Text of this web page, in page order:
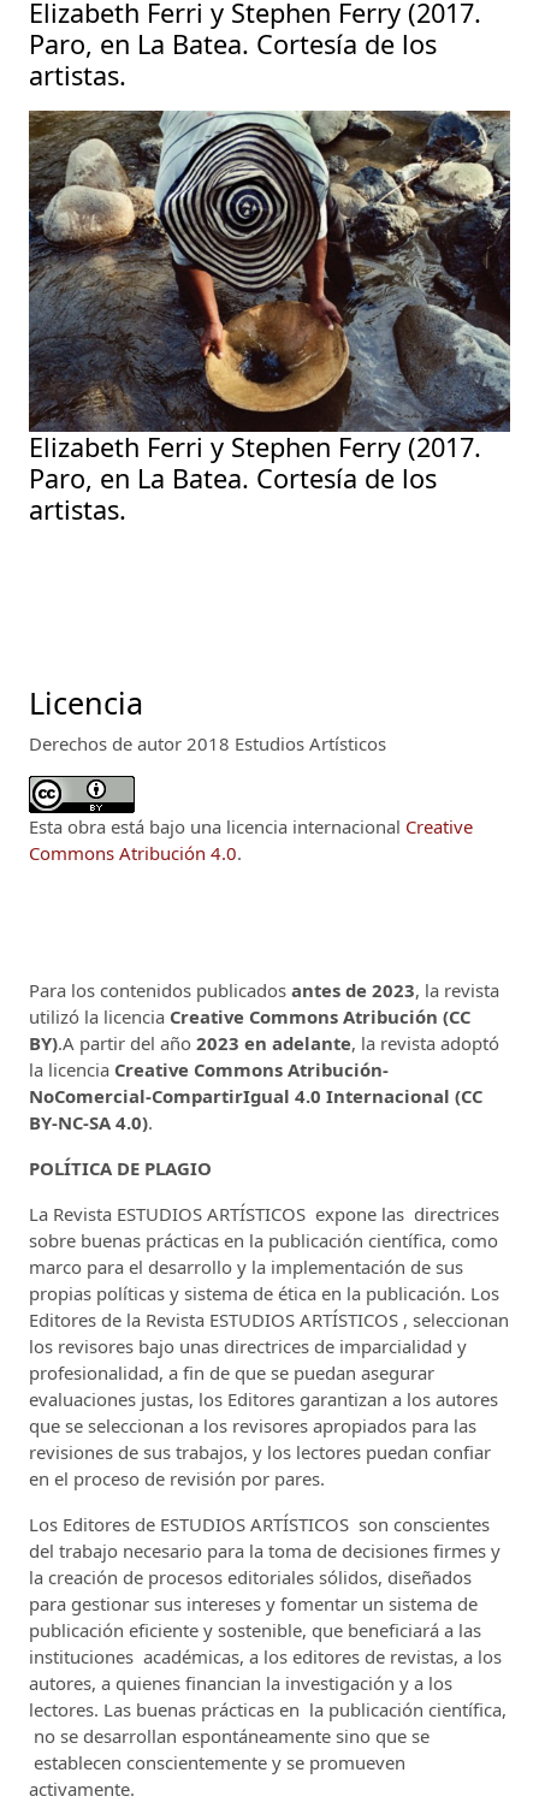
Elizabeth Ferri y Stephen Ferry (2017.
Paro, en La Batea. Cortesía de los
artistas.
Elizabeth Ferri y Stephen Ferry (2017.
Paro, en La Batea. Cortesía de los
artistas.
Licencia
Derechos de autor 2018 Estudios Artísticos
Esta obra está bajo una licencia internacional Creative
Commons Atribución 4.0.
Para los contenidos publicados antes de 2023, la revista
utilizó la licencia Creative Commons Atribución (CC
BY).A partir del año 2023 en adelante, la revista adoptó
la licencia Creative Commons Atribución-
NoComercial-CompartirIgual 4.0 Internacional (CC
BY-NC-SA 4.0).
POLÍTICA DE PLAGIO
La Revista ESTUDIOS ARTÍSTICOS expone las directrices
sobre buenas prácticas en la publicación científica, como
marco para el desarrollo y la implementación de sus
propias políticas y sistema de ética en la publicación. Los
Editores de la Revista ESTUDIOS ARTÍSTICOS , seleccionan
los revisores bajo unas directrices de imparcialidad y
profesionalidad, a fin de que se puedan asegurar
evaluaciones justas, los Editores garantizan a los autores
que se seleccionan a los revisores apropiados para las
revisiones de sus trabajos, y los lectores puedan confiar
en el proceso de revisión por pares.
Los Editores de ESTUDIOS ARTÍSTICOS son conscientes
del trabajo necesario para la toma de decisiones firmes y
la creación de procesos editoriales sólidos, diseñados
para gestionar sus intereses y fomentar un sistema de
publicación eficiente y sostenible, que beneficiará a las
instituciones académicas, a los editores de revistas, a los
autores, a quienes financian la investigación y a los
lectores. Las buenas prácticas en la publicación científica,
no se desarrollan espontáneamente sino que se
establecen conscientemente y se promueven
activamente.